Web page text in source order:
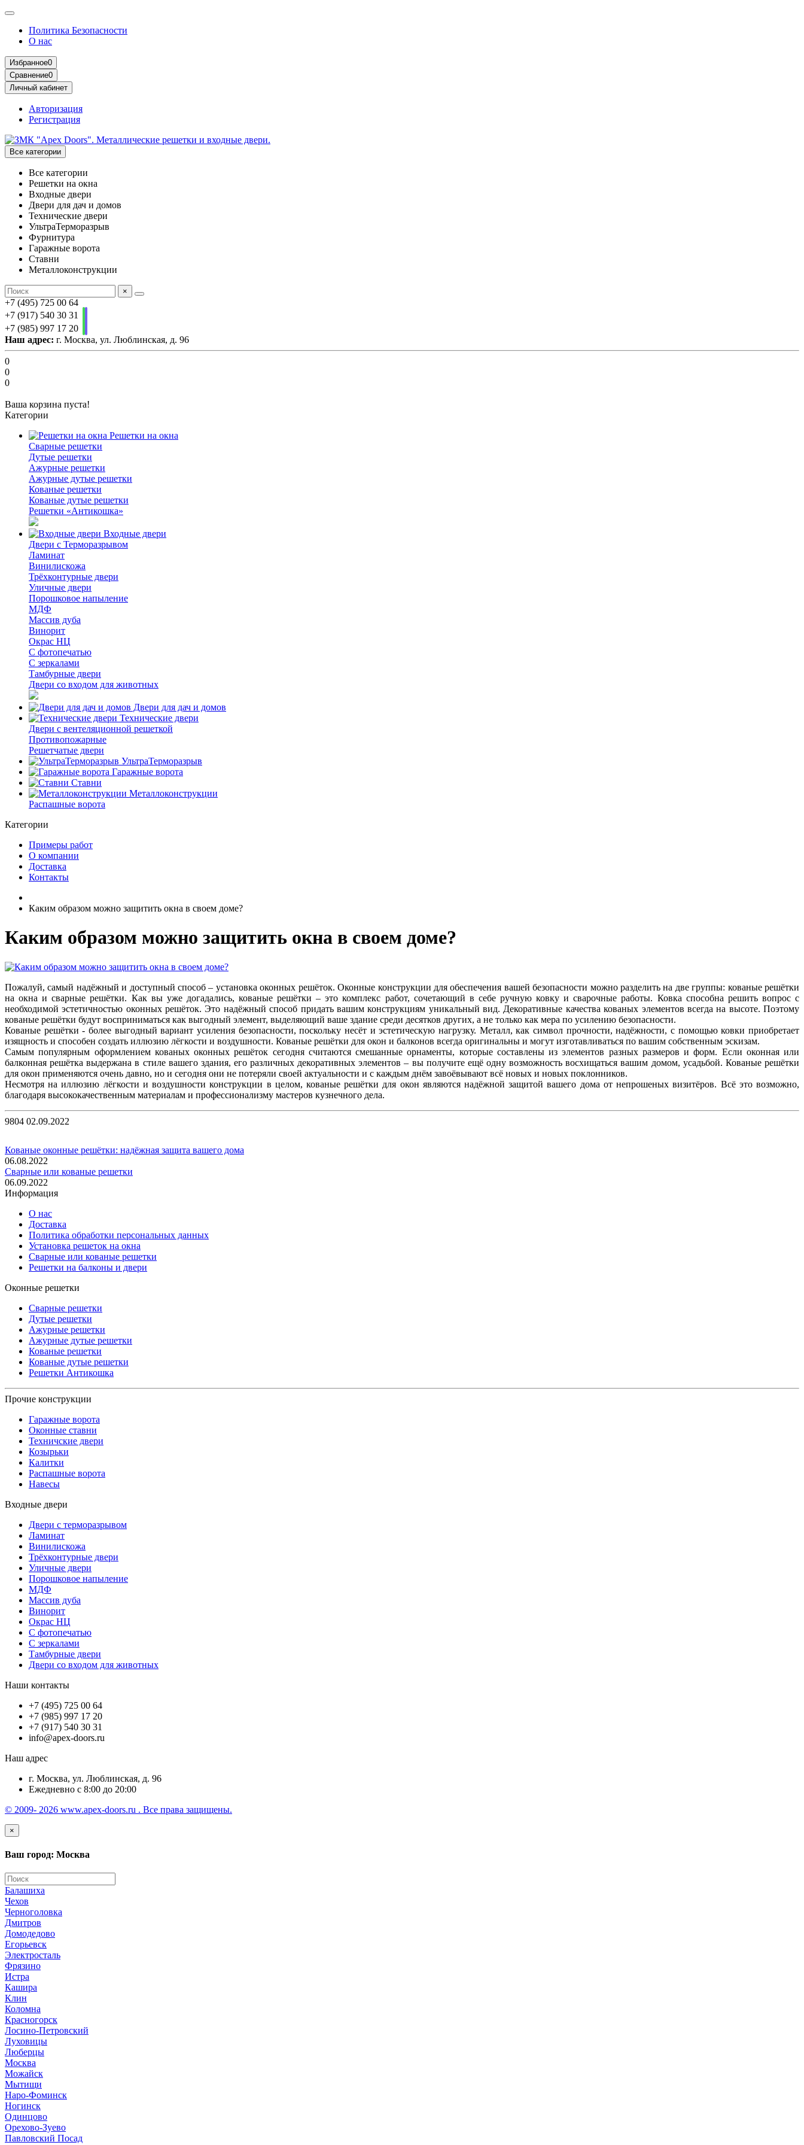
Политика Безопасности
О нас
Избранное0
Сравнение0
Личный кабинет
Авторизация
Регистрация
Все категории
Все категории
Решетки на окна
Входные двери
Двери для дач и домов
Технические двери
УльтраТерморазрыв
Фурнитура
Гаражные ворота
Ставни
Металлоконструкции
×
+7 (495) 725 00 64
+7 (917) 540 30 31
+7 (985) 997 17 20
Наш адрес: г. Москва, ул. Люблинская, д. 96
0
0
0
Ваша корзина пуста!
Категории
Решетки на окна
Сварные решетки
Дутые решетки
Ажурные решетки
Ажурные дутые решетки
Кованые решетки
Кованые дутые решетки
Решетки «Антикошка»
Входные двери
Двери с Терморазрывом
Ламинат
Винилискожа
Трёхконтурные двери
Уличные двери
Порошковое напыление
МДФ
Массив дуба
Винорит
Окрас НЦ
С фотопечатью
С зеркалами
Тамбурные двери
Двери со входом для животных
Двери для дач и домов
Технические двери
Двери с вентеляционной решеткой
Противопожарные
Решетчатые двери
УльтраТерморазрыв
Гаражные ворота
Ставни
Металлоконструкции
Распашные ворота
Категории
Примеры работ
О компании
Доставка
Контакты
Каким образом можно защитить окна в своем доме?
Каким образом можно защитить окна в своем доме?
Пожалуй, самый надёжный и доступный способ – установка оконных решёток. Оконные конструкции для обеспечения вашей безопасности можно разделить на две группы: кованые решётки
на окна и сварные решётки. Как вы уже догадались, кованые решётки – это комплекс работ, сочетающий в себе ручную ковку и сварочные работы. Ковка способна решить вопрос с
необходимой эстетичностью оконных решёток. Это надёжный способ придать вашим конструкциям уникальный вид. Декоративные качества кованых элементов всегда на высоте. Поэтому
кованые решётки будут восприниматься как выгодный элемент, выделяющий ваше здание среди десятков других, а не только как мера по усилению безопасности.
Кованые решётки - более выгодный вариант усиления безопасности, поскольку несёт и эстетическую нагрузку. Металл, как символ прочности, надёжности, с помощью ковки приобретает
изящность и способен создать иллюзию лёгкости и воздушности. Кованые решётки для окон и балконов всегда оригинальны и могут изготавливаться по вашим собственным эскизам.
Самым популярным оформлением кованых оконных решёток сегодня считаются смешанные орнаменты, которые составлены из элементов разных размеров и форм. Если оконная или
балконная решётка выдержана в стиле вашего здания, его различных декоративных элементов – вы получите ещё одну возможность восхищаться вашим домом, усадьбой. Кованые решётки
для окон применяются очень давно, но и сегодня они не потеряли своей актуальности и с каждым днём завоёвывают всё новых и новых поклонников.
Несмотря на иллюзию лёгкости и воздушности конструкции в целом, кованые решётки для окон являются надёжной защитой вашего дома от непрошеных визитёров. Всё это возможно,
благодаря высококачественным материалам и профессионализму мастеров кузнечного дела.
9804 02.09.2022
Кованые оконные решётки: надёжная защита вашего дома
06.08.2022
Сварные или кованые решетки
06.09.2022
Информация
О нас
Доставка
Политика обработки персональных данных
Установка решеток на окна
Сварные или кованые решетки
Решетки на балконы и двери
Оконные решетки
Сварные решетки
Дутые решетки
Ажурные решетки
Ажурные дутые решетки
Кованые решетки
Кованые дутые решетки
Решетки Антикошка
Прочие конструкции
Гаражные ворота
Оконные ставни
Техничские двери
Козырьки
Калитки
Распашные ворота
Навесы
Входные двери
Двери с терморазрывом
Ламинат
Винилискожа
Трёхконтурные двери
Уличные двери
Порошковое напыление
МДФ
Массив дуба
Винорит
Окрас НЦ
С фотопечатью
С зеркалами
Тамбурные двери
Двери со входом для животных
Наши контакты
+7 (495) 725 00 64
+7 (985) 997 17 20
+7 (917) 540 30 31
info@apex-doors.ru
Наш адрес
г. Москва, ул. Люблинская, д. 96
Ежедневно с 8:00 до 20:00
© 2009- 2026 www.apex-doors.ru . Все права защищены.
×
Ваш город: Москва
Балашиха
Чехов
Черноголовка
Дмитров
Домодедово
Егорьевск
Электросталь
Фрязино
Истра
Кашира
Клин
Коломна
Красногорск
Лосино-Петровский
Луховицы
Люберцы
Москва
Можайск
Мытищи
Наро-Фоминск
Ногинск
Одинцово
Орехово-Зуево
Павловский Посад